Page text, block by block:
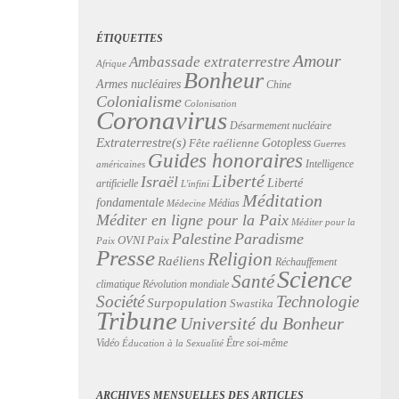
ÉTIQUETTES
Afrique Ambassade extraterrestre Amour
Armes nucléaires Bonheur Chine
Colonialisme Colonisation
Coronavirus Désarmement nucléaire
Extraterrestre(s) Fête raélienne Gotopless Guerres
américaines Guides honoraires Intelligence
artificielle Israël L'infini Liberté Liberté
fondamentale Médecine Médias Méditation
Méditer en ligne pour la Paix Méditer pour la
Paix OVNI Paix PalestineParadisme
PresseRaéliens Religion Réchauffement
climatique Révolution mondiale SantéScience
SociétéSurpopulation Swastika Technologie
Tribune Université du Bonheur
Vidéo Éducation à la Sexualité Être soi-même
ARCHIVES MENSUELLES DES ARTICLES